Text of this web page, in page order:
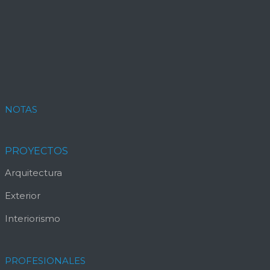
NOTAS
PROYECTOS
Arquitectura
Exterior
Interiorismo
PROFESIONALES